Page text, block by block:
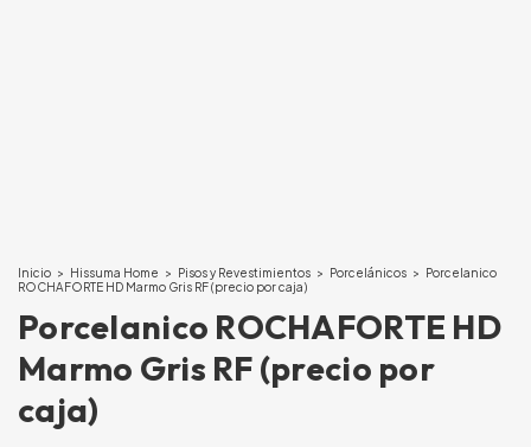
Inicio > Hissuma Home > Pisos y Revestimientos > Porcelánicos > Porcelanico
ROCHAFORTE HD Marmo Gris RF (precio por caja)
Porcelanico ROCHAFORTE HD
Marmo Gris RF (precio por
caja)